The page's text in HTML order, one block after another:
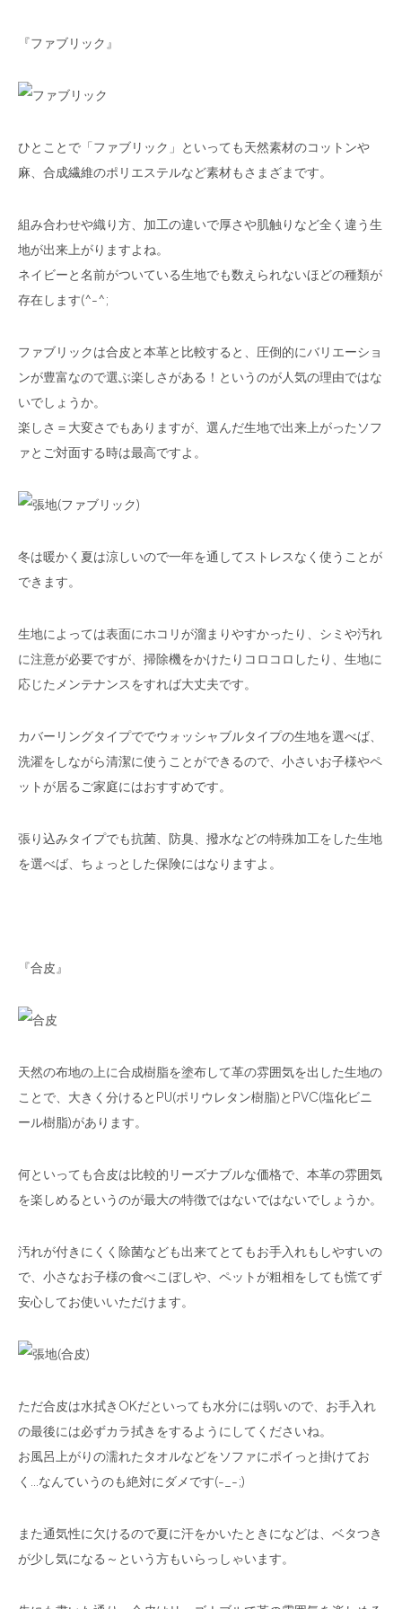
『ファブリック』
ひとことで「ファブリック」といっても天然素材のコットンや
麻、合成繊維のポリエステルなど素材もさまざまです。
組み合わせや織り方、加工の違いで厚さや肌触りなど全く違う生
地が出来上がりますよね。
ネイビーと名前がついている生地でも数えられないほどの種類が
存在します(^-^;
ファブリックは合皮と本革と比較すると、圧倒的にバリエーショ
ンが豊富なので選ぶ楽しさがある！というのが人気の理由ではな
いでしょうか。
楽しさ＝大変さでもありますが、選んだ生地で出来上がったソフ
ァとご対面する時は最高ですよ。
冬は暖かく夏は涼しいので一年を通してストレスなく使うことが
できます。
生地によっては表面にホコリが溜まりやすかったり、シミや汚れ
に注意が必要ですが、掃除機をかけたりコロコロしたり、生地に
応じたメンテナンスをすれば大丈夫です。
カバーリングタイプででウォッシャブルタイプの生地を選べば、
洗濯をしながら清潔に使うことができるので、小さいお子様やペ
ットが居るご家庭にはおすすめです。
張り込みタイプでも抗菌、防臭、撥水などの特殊加工をした生地
を選べば、ちょっとした保険にはなりますよ。
『合皮』
天然の布地の上に合成樹脂を塗布して革の雰囲気を出した生地の
ことで、大きく分けるとPU(ポリウレタン樹脂)とPVC(塩化ビニ
ール樹脂)があります。
何といっても合皮は比較的リーズナブルな価格で、本革の雰囲気
を楽しめるというのが最大の特徴ではないではないでしょうか。
汚れが付きにくく除菌なども出来てとてもお手入れもしやすいの
で、小さなお子様の食べこぼしや、ペットが粗相をしても慌てず
安心してお使いいただけます。
ただ合皮は水拭きOKだといっても水分には弱いので、お手入れ
の最後には必ずカラ拭きをするようにしてくださいね。
お風呂上がりの濡れたタオルなどをソファにポイっと掛けてお
く…なんていうのも絶対にダメです(-_-;)
また通気性に欠けるので夏に汗をかいたときになどは、ベタつき
が少し気になる～という方もいらっしゃいます。